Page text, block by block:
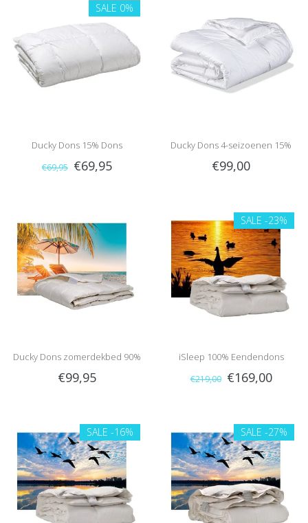
SALE 0%
Ducky Dons 15% Dons
€69,95 €69,95
Ducky Dons 4-seizoenen 15%
€99,00
Ducky Dons zomerdekbed 90%
€99,95
SALE -23%
iSleep 100% Eendendons
€219,00 €169,00
SALE -16% SALE -27%